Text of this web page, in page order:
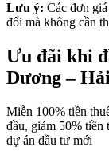
Lưu ý: Các đơn
đổi mà không cần
Ưu đãi khi
Dương –
Miễn 100% tiền
đầu, giảm 50% tiền
dự án đầu tư mới